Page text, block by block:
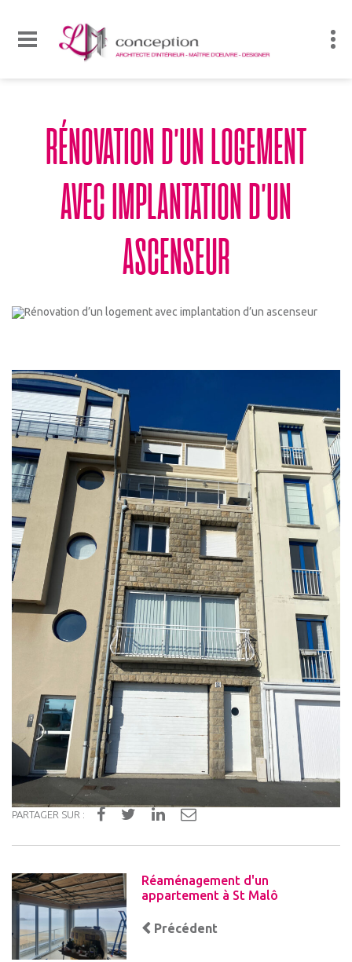
RÉNOVATION D’UN LOGEMENT
AVEC IMPLANTATION D’UN
ASCENSEUR
PARTAGER SUR :
Réaménagement d'un
appartement à St Malô
Précédent